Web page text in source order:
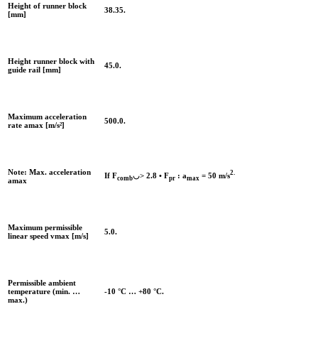
Height of runner block
[mm]
38.35.
Height runner block with
guide rail [mm]
45.0.
Maximum acceleration
rate amax [m/s²]
500.0.
Note: Max. acceleration
amax
If Fcomb◡> 2.8 • Fpr : amax = 50 m/s2.
Maximum permissible
linear speed vmax [m/s]
5.0.
Permissible ambient
temperature (min. …
max.)
-10 °C … +80 °C.